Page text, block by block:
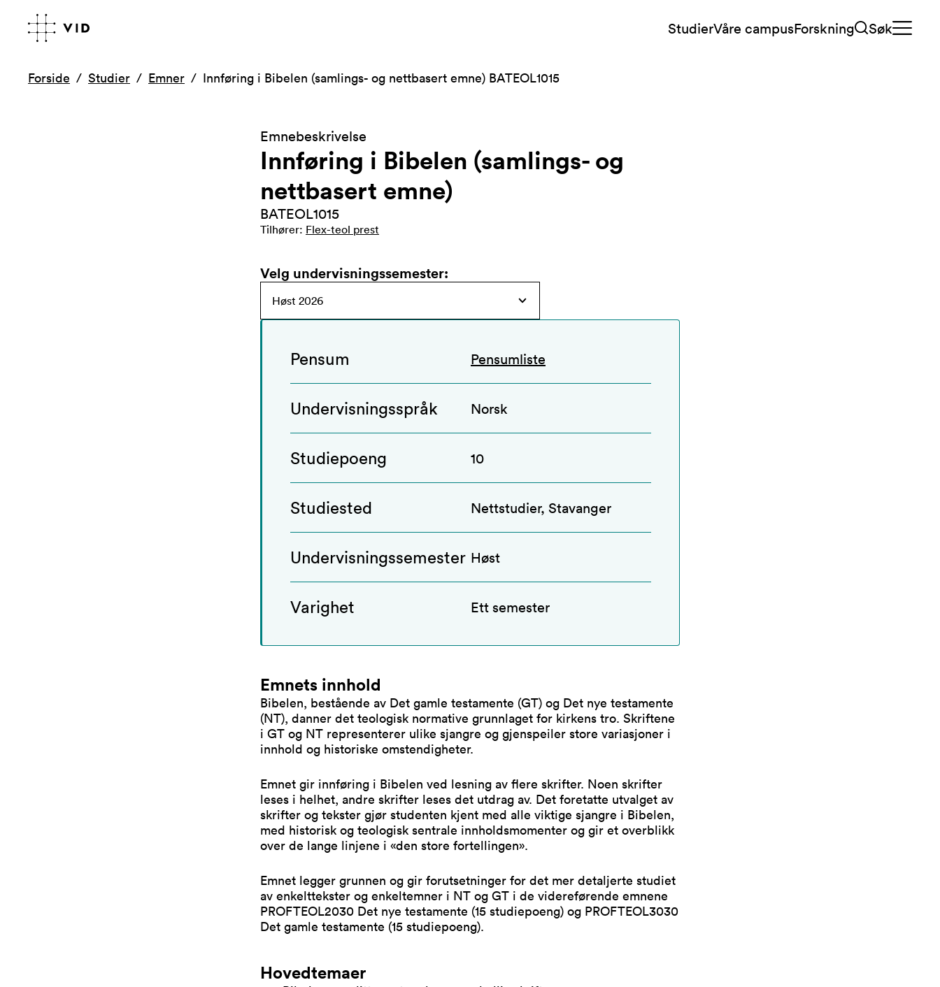
StudierVåre campusForskning Søk
Forside Studier Emner Innføring i Bibelen (samlings- og nettbasert emne) BATEOL1015
Emnebeskrivelse
Innføring i Bibelen (samlings- og
nettbasert emne)
BATEOL1015
Tilhører: Flex-teol prest
Velg undervisningssemester:
Pensum Pensumliste
Undervisningsspråk Norsk
Studiepoeng 10
Studiested Nettstudier, Stavanger
Undervisningssemester Høst
Varighet Ett semester
Emnets innhold
Bibelen, bestående av Det gamle testamente (GT) og Det nye testamente
(NT), danner det teologisk normative grunnlaget for kirkens tro. Skriftene
i GT og NT representerer ulike sjangre og gjenspeiler store variasjoner i
innhold og historiske omstendigheter.
Emnet gir innføring i Bibelen ved lesning av flere skrifter. Noen skrifter
leses i helhet, andre skrifter leses det utdrag av. Det foretatte utvalget av
skrifter og tekster gjør studenten kjent med alle viktige sjangre i Bibelen,
med historisk og teologisk sentrale innholdsmomenter og gir et overblikk
over de lange linjene i «den store fortellingen».
Emnet legger grunnen og gir forutsetninger for det mer detaljerte studiet
av enkelttekster og enkeltemner i NT og GT i de videreførende emnene
PROFTEOL2030 Det nye testamente (15 studiepoeng) og PROFTEOL3030
Det gamle testamente (15 studiepoeng).
Hovedtemaer